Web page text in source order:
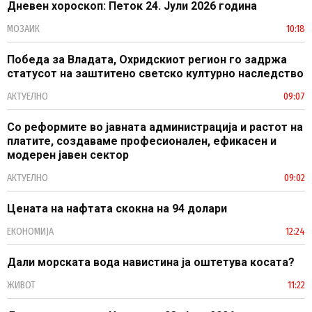
Дневен хороскоп: Петок 24. Јули 2026 година
МОЗАИК 10:18
Победа за Владата, Охридскиот регион го задржа
статусот на заштитено светско културно наследство
АКТУЕЛНО 09:07
Со реформите во јавната администрација и растот на
платите, создаваме професионален, ефикасен и
модерен јавен сектор
АКТУЕЛНО 09:02
Цената на нафтата скокна на 94 долари
ЕКОНОМИЈА 12:24
Дали морската вода навистина ја оштетува косата?
ЖИВОТ 11:22